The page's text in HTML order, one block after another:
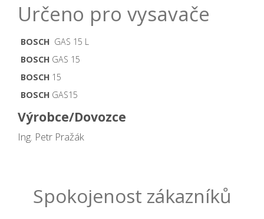
Určeno pro vysavače
BOSCH GAS 15 L
BOSCH GAS 15
BOSCH 15
BOSCH GAS15
Výrobce/Dovozce
Ing. Petr Pražák
Spokojenost zákazníků